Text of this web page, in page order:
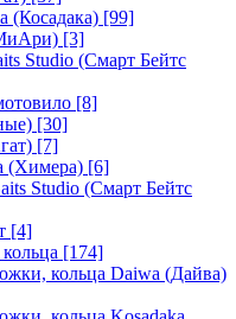
(Косадака) [99]
[3]
Studio (Смарт Бейтс
[8]
[30]
[7]
(Химера) [6]
Studio (Смарт Бейтс
[4]
[174]
кольца Daiwa (Дайва)